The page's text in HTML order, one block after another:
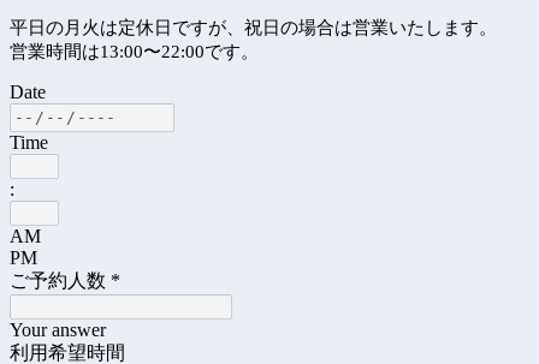
平日の月火は定休日ですが、祝日の場合は営業いたします。
営業時間は13:00〜22:00です。
Date
Time
:
AM
PM
ご予約人数 *
Your answer
利用希望時間